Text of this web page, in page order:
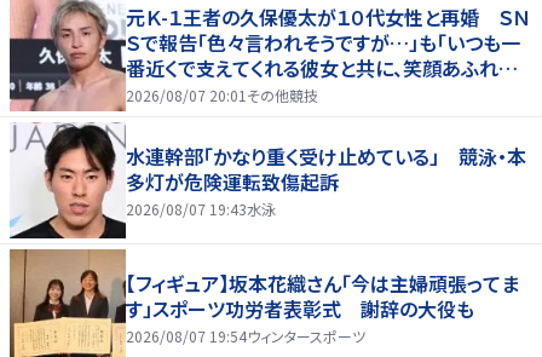
元Ｋ-１王者の久保優太が１０代女性と再婚 ＳＮ
Ｓで報告「色々言われそうですが…」も「いつも一
番近くで支えてくれる彼女と共に、笑顔あふれる
家庭を築いていきたい」
2026/08/07 20:01 その他競技
水連幹部「かなり重く受け止めている」 競泳・本
多灯が危険運転致傷起訴
2026/08/07 19:43水泳
【フィギュア】坂本花織さん「今は主婦頑張ってま
す」スポーツ功労者表彰式 謝辞の大役も
2026/08/07 19:54ウィンタースポーツ